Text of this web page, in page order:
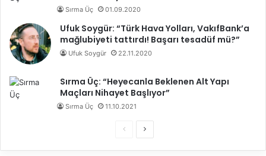
Sırma Üç 01.09.2020
Ufuk Soygür: “Türk Hava Yolları, VakıfBank’a
mağlubiyeti tattırdı! Başarı tesadüf mü?”
Ufuk Soygür 22.11.2020
Sırma Üç: “Heyecanla Beklenen Alt Yapı
Maçları Nihayet Başlıyor”
Sırma Üç 11.10.2021